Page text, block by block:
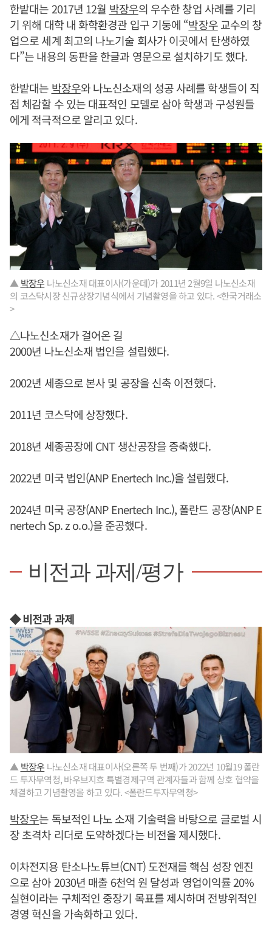
한밭대는 2017년 12월 박장우의 우수한 창업 사례를 기리
기 위해 대학 내 화학환경관 입구 기둥에 “박장우교수의 창
업으로 세계 최고의 나노기술 회사가 이곳에서 탄생하였
다”는 내용의 동판을 한글과 영문으로 설치하기도 했다.
한밭대는 박장우와 나노신소재의 성공 사례를 학생들이 직
접 체감할 수 있는 대표적인 모델로 삼아 학생과 구성원들
에게 적극적으로 알리고 있다.
▲ 박장우 나노신소재 대표이사(가운데)가 2011년 2월9일 나노신소재
의 코스닥시장 신규상장기념식에서 기념촬영을 하고 있다. <한국거래소
>
△나노신소재가 걸어온 길
2000년 나노신소재 법인을 설립했다.
2002년 세종으로 본사 및 공장을 신축 이전했다.
2011년 코스닥에 상장했다.
2018년 세종공장에 CNT 생산공장을 증축했다.
2022년 미국 법인(ANP Enertech Inc.)을 설립했다.
2024년 미국 공장(ANP Enertech Inc.), 폴란드 공장(ANP E
nertech Sp. z o.o.)을 준공했다.
비전과 과제/평가
◆ 비전과 과제
▲박장우 나노신소재 대표이사(오른쪽 두 번째)가 2022년 10월19 폴란
드 투자무역청, 바우브지흐 특별경제구역 관계자들과 함께 상호 협약을
체결하고 기념촬영을 하고 있다. <폴란드투자무역청>
박장우는 독보적인 나노 소재 기술력을 바탕으로 글로벌 시
장 초격차 리더로 도약하겠다는 비전을 제시했다.
이차전지용 탄소나노튜브(CNT) 도전재를 핵심 성장 엔진
으로 삼아 2030년 매출 6천억 원 달성과 영업이익률 20%
실현이라는 구체적인 중장기 목표를 제시하며 전방위적인
경영 혁신을 가속화하고 있다.